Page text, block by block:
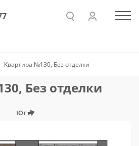
Квартира №130, Без отделки
Без отделки
Юг